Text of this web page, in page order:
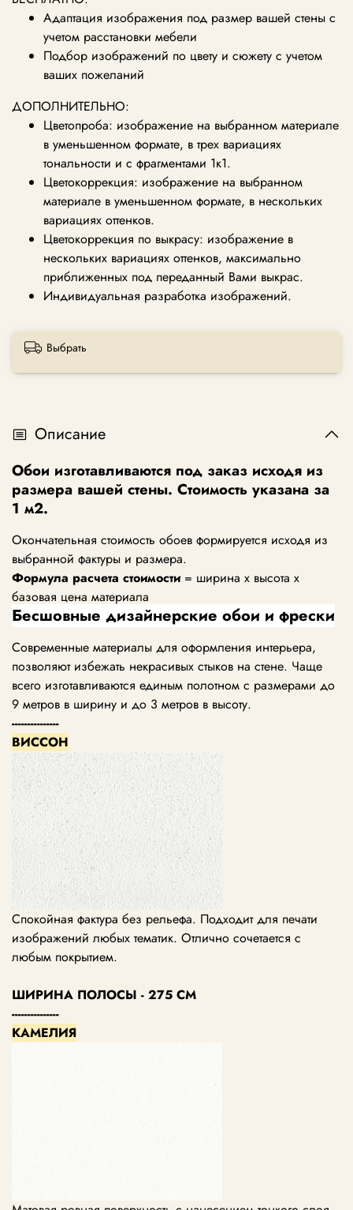
Адаптация изображения под размер вашей стены с
учетом расстановки мебели
Подбор изображений по цвету и сюжету с учетом
ваших пожеланий
ДОПОЛНИТЕЛЬНО:
Цветопроба: изображение на выбранном материале
в уменьшенном формате, в трех вариациях
тональности и с фрагментами 1к1.
Цветокоррекция: изображение на выбранном
материале в уменьшенном формате, в нескольких
вариациях оттенков.
Цветокоррекция по выкрасу: изображение в
нескольких вариациях оттенков, максимально
приближенных под переданный Вами выкрас.
Индивидуальная разработка изображений.
Выбрать
Описание
Обои изготавливаются под заказ исходя из
размера вашей стены. Стоимость указана за
1 м2.
Окончательная стоимость обоев формируется исходя из
выбранной фактуры и размера.
Формула расчета стоимости = ширина х высота х
базовая цена материала
Бесшовные дизайнерские обои и фрески
Современные материалы для оформления интерьера,
позволяют избежать некрасивых стыков на стене. Чаще
всего изготавливаются единым полотном с размерами до
9 метров в ширину и до 3 метров в высоту.
---------------
ВИССОН
Спокойная фактура без рельефа. Подходит для печати
изображений любых тематик. Отлично сочетается с
любым покрытием.
ШИРИНА ПОЛОСЫ - 275 СМ
---------------
КАМЕЛИЯ